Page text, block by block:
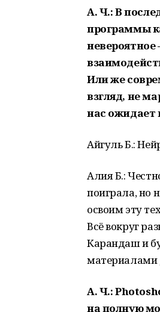
А. Ч.:В
программы
невероятное
Или же
взгляд, не
нас ожидает
Айгуль Б.:
Алия Б.:
поиграла, но
освоим эту
Всё вокруг
Карандаш и
А. Ч.:
на полную